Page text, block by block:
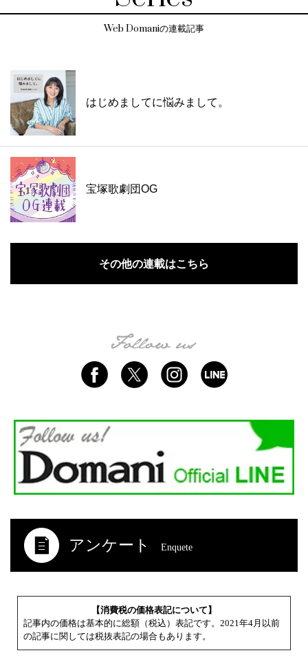
Web Domaniの連載記事
はじめましてに悩みまして。
宝塚歌劇団OG
その他の連載はこちら
アンケート Enquete
【消費税の価格表記について】
記事内の価格は基本的に総額（税込）表記です。2021年4月以前
の記事に関しては税抜表記の場合もあります。